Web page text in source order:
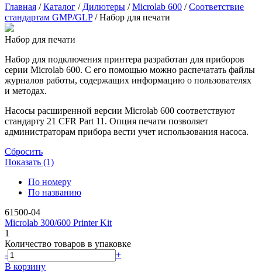
Главная /Каталог / Дилютеры /Microlab 600 /Соответствие
стандартам GMP/GLP/Набор для печати
Набор для печати
Набор для подключения принтера разработан для приборов
серии Microlab 600. С его помощью можно распечатать файлы
журналов работы, содержащих информацию о пользователях
и методах.
Насосы расширенной версии Microlab 600 соответствуют
стандарту 21 CFR Part 11. Опция печати позволяет
администраторам прибора вести учет использования насоса.
Сбросить
Показать (1)
По номеру
По названию
61500-04
Microlab 300/600 Printer Kit
1
Количество товаров в упаковке
-
+
В корзину